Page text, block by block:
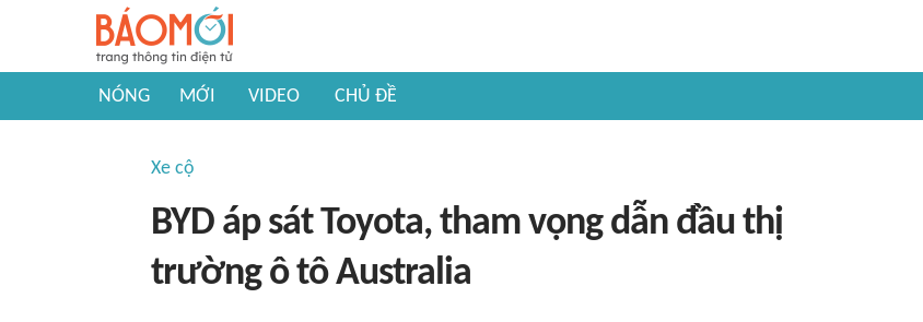
NÓNG MỚI VIDEO CHỦ ĐỀ
Xe cộ
BYD áp sát Toyota, tham vọng dẫn đầu thị
trường ô tô Australia